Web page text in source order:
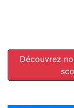
Découvrez